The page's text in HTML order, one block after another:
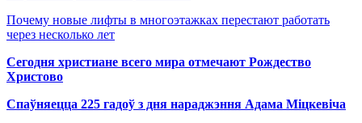
Почему новые лифты в многоэтажках перестают работать
через несколько лет
Сегодня христиане всего мира отмечают Рождество
Христово
Спаўняецца 225 гадоў з дня нараджэння Адама Міцкевіча